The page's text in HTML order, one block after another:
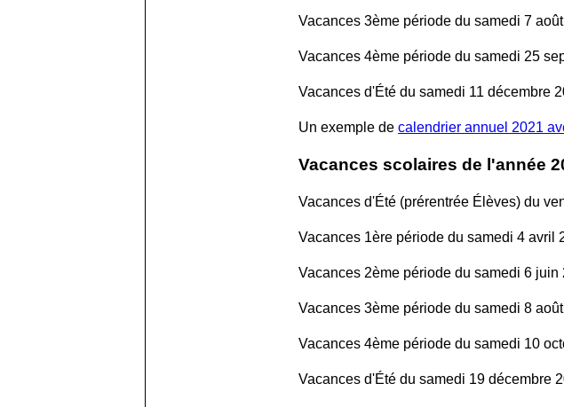
Vacances 3ème période du samedi 7
Vacances 4ème période du samedi 25
Vacances d'Été du samedi 11 décembre
Un exemple de calendrier annuel 2021
Vacances scolaires de l'année
Vacances d'Été (prérentrée Élèves) du
Vacances 1ère période du samedi 4 avril
Vacances 2ème période du samedi 6
Vacances 3ème période du samedi 8
Vacances 4ème période du samedi 10
Vacances d'Été du samedi 19 décembre